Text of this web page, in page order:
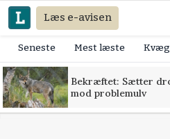
Læs e-avisen
Seneste Mest læste Kvæg
Bekræftet: Sætter
mod problemulv